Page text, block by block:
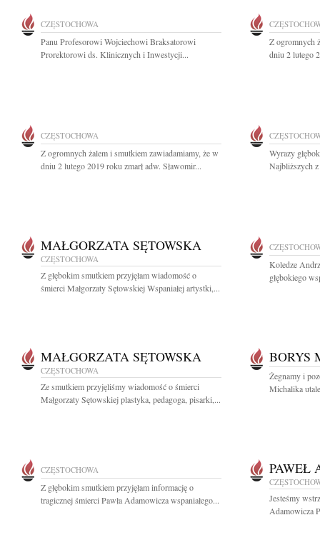
CZĘSTOCHOWA
Panu Profesorowi Wojciechowi Braksatorowi
Prorektorowi ds. Klinicznych i Inwestycji...
Z ogromnych
dniu 2 lutego
CZĘSTOCHOWA
Z ogromnych żalem i smutkiem zawiadamiamy, że w
dniu 2 lutego 2019 roku zmarł adw. Sławomir...
Wyrazy
Najbliższych
MAŁGORZATA SĘTOWSKA
CZĘSTOCHOWA
Z głębokim smutkiem przyjęłam wiadomość o
śmierci Małgorzaty Sętowskiej Wspaniałej artystki,...
Koledze
głębokiego
MAŁGORZATA SĘTOWSKA
CZĘSTOCHOWA
Ze smutkiem przyjęliśmy wiadomość o śmierci
Małgorzaty Sętowskiej plastyka, pedagoga, pisarki,...
BORYS
Żegnamy i
Michalika
CZĘSTOCHOWA
Z głębokim smutkiem przyjęłam informację o
tragicznej śmierci Pawła Adamowicza wspaniałego...
PAWEŁ
Jesteśmy
Adamowicza